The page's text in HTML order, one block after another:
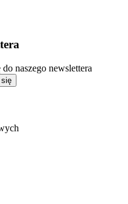
naszego newslettera